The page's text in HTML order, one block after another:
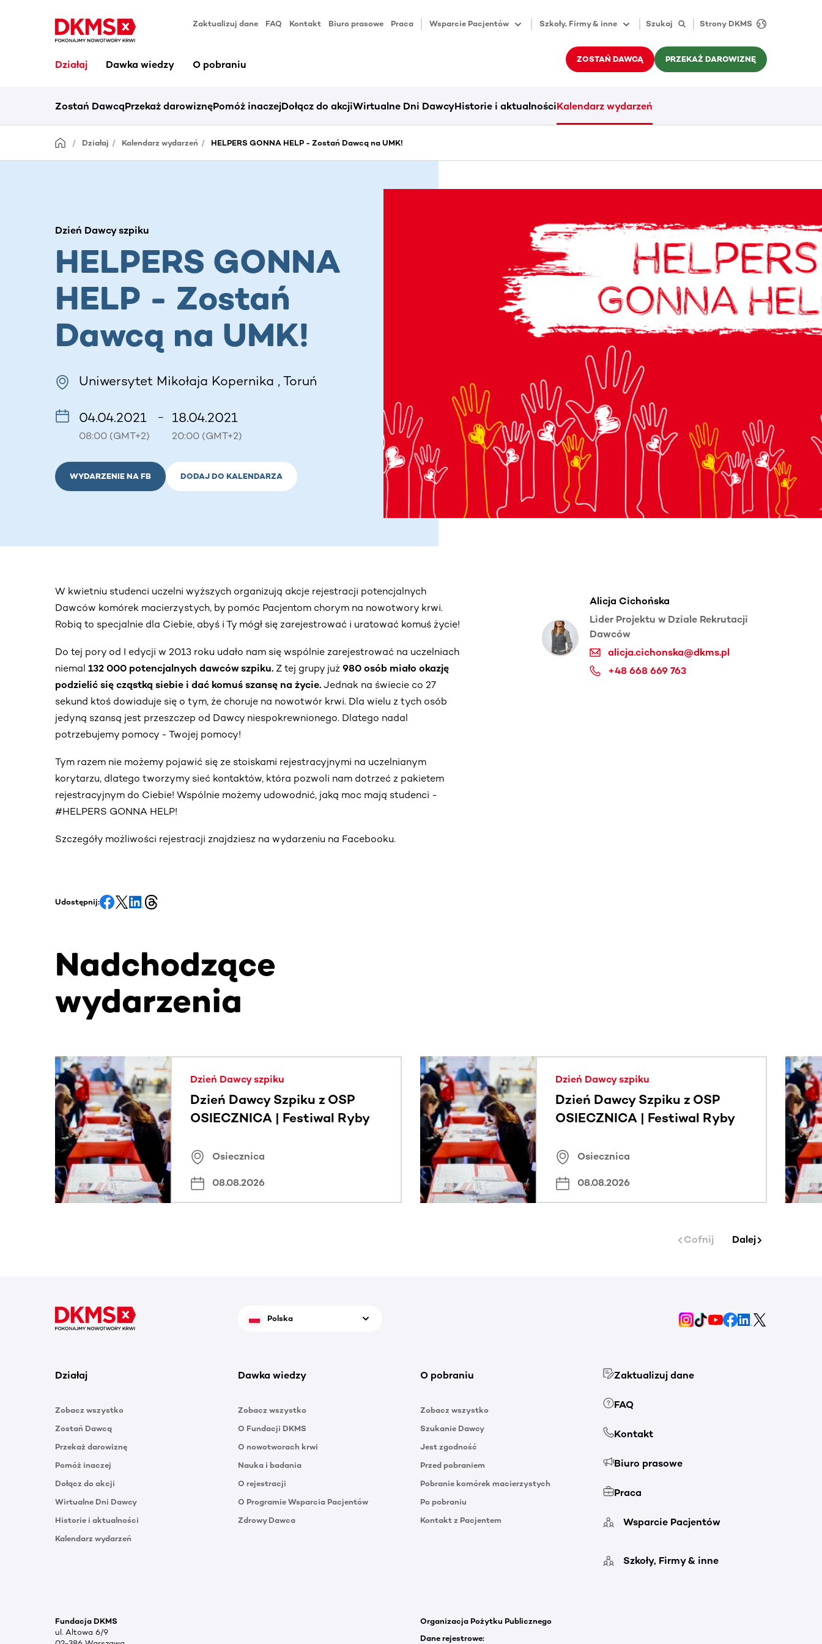
Zaktualizuj dane FAQ Kontakt Biuro prasowe Praca Wsparcie Pacjentów Szkoły, Firmy & inne Szukaj Strony DKMS
Działaj Dawka wiedzy O pobraniu ZOSTAŃ DAWCĄ PRZEKAŻ DAROWIZNĘ
Zostań DawcąPrzekaż darowiznęPomóż inaczejDołącz do akcjiWirtualne Dni DawcyHistorie i aktualnościKalendarz wydarzeń
Działaj Kalendarz wydarzeń HELPERS GONNA HELP - Zostań Dawcą na UMK!
Dzień Dawcy szpiku
HELPERS GONNA
HELP - Zostań
Dawcą na UMK!
Uniwersytet Mikołaja Kopernika , Toruń
04.04.2021
08:00 (GMT+2)
– 18.04.2021
20:00 (GMT+2)
WYDARZENIE NA FB DODAJ DO KALENDARZA
W kwietniu studenci uczelni wyższych organizują akcje rejestracji potencjalnych
Dawców komórek macierzystych, by pomóc Pacjentom chorym na nowotwory krwi.
Robią to specjalnie dla Ciebie, abyś i Ty mógł się zarejestrować i uratować komuś życie!
Do tej pory od I edycji w 2013 roku udało nam się wspólnie zarejestrować na uczelniach
niemal 132 000 potencjalnych dawców szpiku. Z tej grupy już 980 osób miało okazję
podzielić się cząstką siebie i dać komuś szansę na życie. Jednak na świecie co 27
sekund ktoś dowiaduje się o tym, że choruje na nowotwór krwi. Dla wielu z tych osób
jedyną szansą jest przeszczep od Dawcy niespokrewnionego. Dlatego nadal
potrzebujemy pomocy - Twojej pomocy!
Tym razem nie możemy pojawić się ze stoiskami rejestracyjnymi na uczelnianym
korytarzu, dlatego tworzymy sieć kontaktów, która pozwoli nam dotrzeć z pakietem
rejestracyjnym do Ciebie! Wspólnie możemy udowodnić, jaką moc mają studenci -
#HELPERS GONNA HELP!
Szczegóły możliwości rejestracji znajdziesz na wydarzeniu na Facebooku.
Alicja Cichońska
Lider Projektu w Dziale Rekrutacji
Dawców
alicja.cichonska@dkms.pl
+48 668 669 763
Udostępnij:
Nadchodzące
wydarzenia
Ta sekcja zawiera treści przewijane w poziomie. Użyj klawisza Tab lub przesuń palcem, aby zobaczyć więcej.
Dzień Dawcy szpiku
Dzień Dawcy Szpiku z OSP
OSIECZNICA | Festiwal Ryby
Osiecznica
08.08.2026
Dzień Dawcy szpiku
Dzień Dawcy Szpiku z OSP
OSIECZNICA | Festiwal Ryby
Osiecznica
08.08.2026
Cofnij Dalej
Polska
Działaj
Zobacz wszystko
Zostań Dawcą
Przekaż darowiznę
Pomóż inaczej
Dołącz do akcji
Wirtualne Dni Dawcy
Historie i aktualności
Kalendarz wydarzeń
Dawka wiedzy
Zobacz wszystko
O Fundacji DKMS
O nowotworach krwi
Nauka i badania
O rejestracji
O Programie Wsparcia Pacjentów
Zdrowy Dawca
O pobraniu
Zobacz wszystko
Szukanie Dawcy
Jest zgodność
Przed pobraniem
Pobranie komórek macierzystych
Po pobraniu
Kontakt z Pacjentem
Zaktualizuj dane
FAQ
Kontakt
Biuro prasowe
Praca
Wsparcie Pacjentów
Szkoły, Firmy & inne
Fundacja DKMS
ul. Altowa 6/9
Organizacja Pożytku Publicznego
Dane rejestrowe: